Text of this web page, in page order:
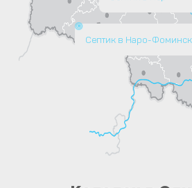
Септик в Наро-Фоминск